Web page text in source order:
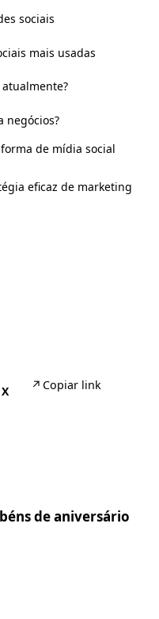
sociais
mais usadas
negócios?
de mídia social
eficaz de marketing
X ↗ Copiar link
de aniversário